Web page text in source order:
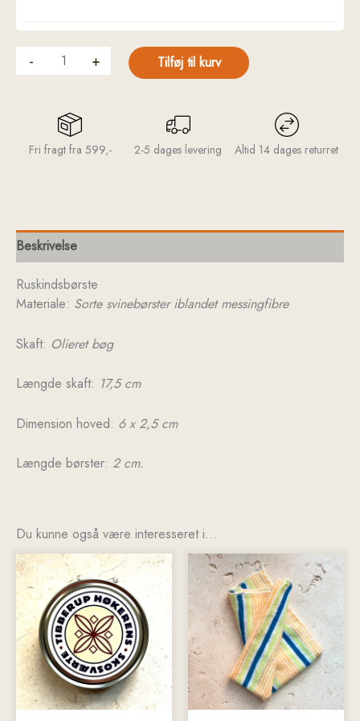
- + Tilføj til kurv
Fri fragt fra 599,- 2-5 dages levering Altid 14 dages returret
Beskrivelse
Ruskindsbørste
Materiale: Sorte svinebørster iblandet messingfibre
Skaft: Olieret bøg
Længde skaft: 17,5 cm
Dimension hoved: 6 x 2,5 cm
Længde børster: 2 cm.
Du kunne også være interesseret i…
Dette
vare
har
flere
varianter.
Mulighederne
kan
vælges